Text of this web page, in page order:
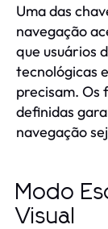
Uma das
navegação
que usuários
tecnológicas
precisam. Os
definidas
navegação
Modo
Visual